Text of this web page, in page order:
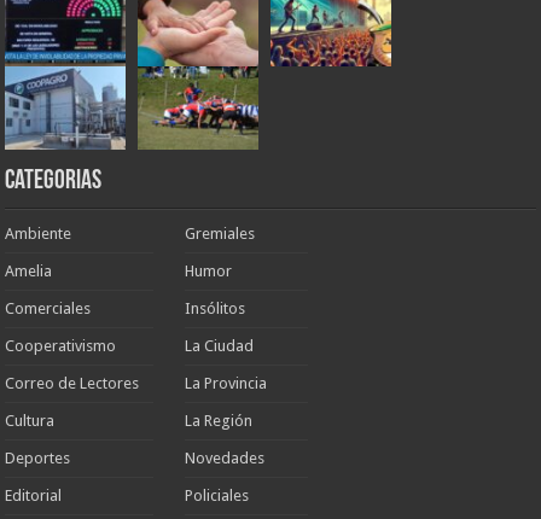
Categorias
Ambiente
Amelia
Comerciales
Cooperativismo
Correo de Lectores
Cultura
Deportes
Editorial
Gremiales
Humor
Insólitos
La Ciudad
La Provincia
La Región
Novedades
Policiales